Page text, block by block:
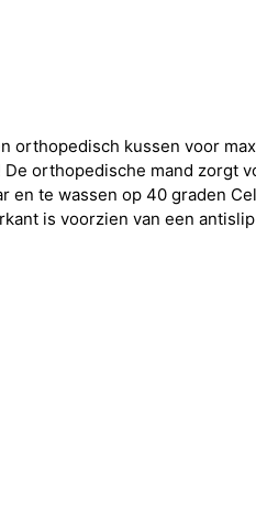
orthopedisch kussen voor
orthopedische mand zorgt
te wassen op 40 graden
is voorzien van een